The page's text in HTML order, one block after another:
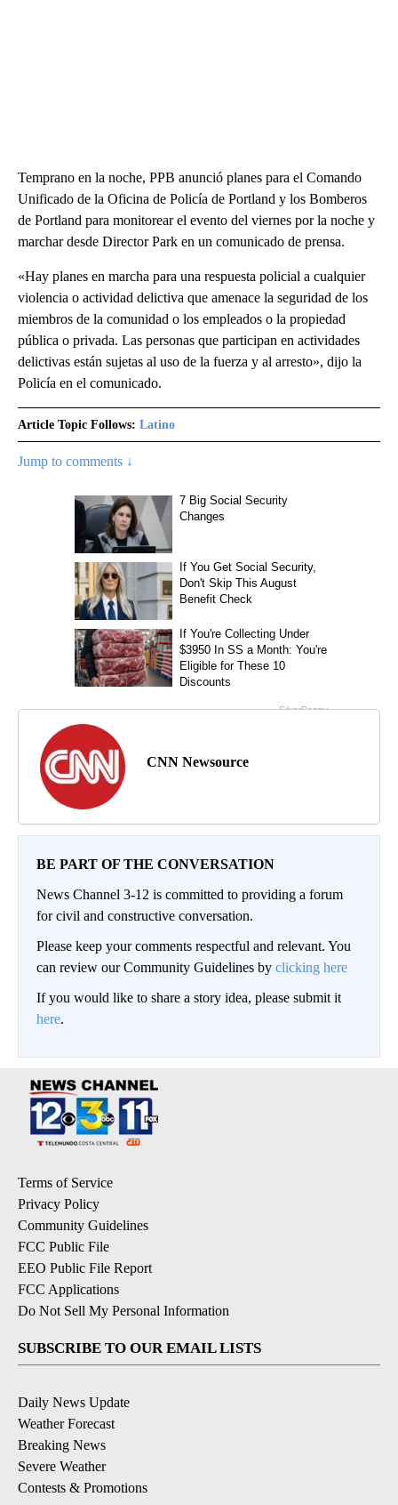
Temprano en la noche, PPB anunció planes para el Comando
Unificado de la Oficina de Policía de Portland y los Bomberos
de Portland para monitorear el evento del viernes por la noche y
marchar desde Director Park en un comunicado de prensa.
«Hay planes en marcha para una respuesta policial a cualquier
violencia o actividad delictiva que amenace la seguridad de los
miembros de la comunidad o los empleados o la propiedad
pública o privada. Las personas que participan en actividades
delictivas están sujetas al uso de la fuerza y al arresto», dijo la
Policía en el comunicado.
Article Topic Follows: Latino
Jump to comments ↓
CNN Newsource
BE PART OF THE CONVERSATION
News Channel 3-12 is committed to providing a forum
for civil and constructive conversation.
Please keep your comments respectful and relevant. You
can review our Community Guidelines by clicking here
If you would like to share a story idea, please submit it
here.
Terms of Service
Privacy Policy
Community Guidelines
FCC Public File
EEO Public File Report
FCC Applications
Do Not Sell My Personal Information
SUBSCRIBE TO OUR EMAIL LISTS
Daily News Update
Weather Forecast
Breaking News
Severe Weather
Contests & Promotions